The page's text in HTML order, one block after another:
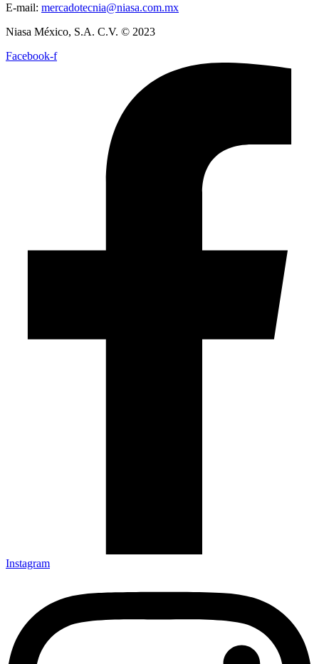
E-mail: mercadotecnia@niasa.com.mx
Niasa México, S.A. C.V. © 2023
Facebook-f
Instagram